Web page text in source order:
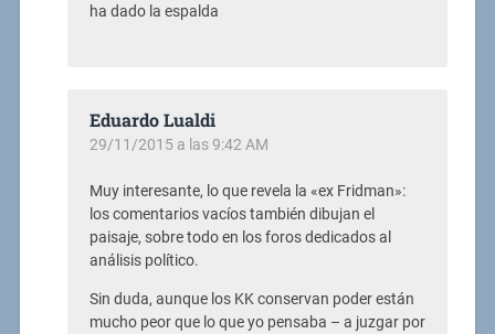
ha dado la espalda
Eduardo Lualdi
29/11/2015 a las 9:42 AM
Muy interesante, lo que revela la «ex Fridman»:
los comentarios vacíos también dibujan el
paisaje, sobre todo en los foros dedicados al
análisis político.
Sin duda, aunque los KK conservan poder están
mucho peor que lo que yo pensaba – a juzgar por